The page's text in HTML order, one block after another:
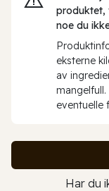
produktet,
noe du
eksterne
av
eventuelle
Har du